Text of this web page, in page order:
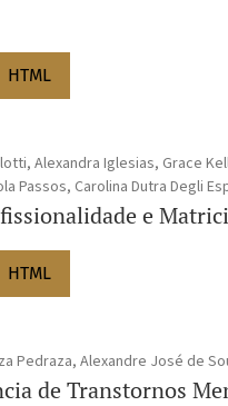
HTML
Alexandra Iglesias, Grace
Passos, Carolina Dutra Degli
e
HTML
Pedraza, Alexandre José de
de Transtornos